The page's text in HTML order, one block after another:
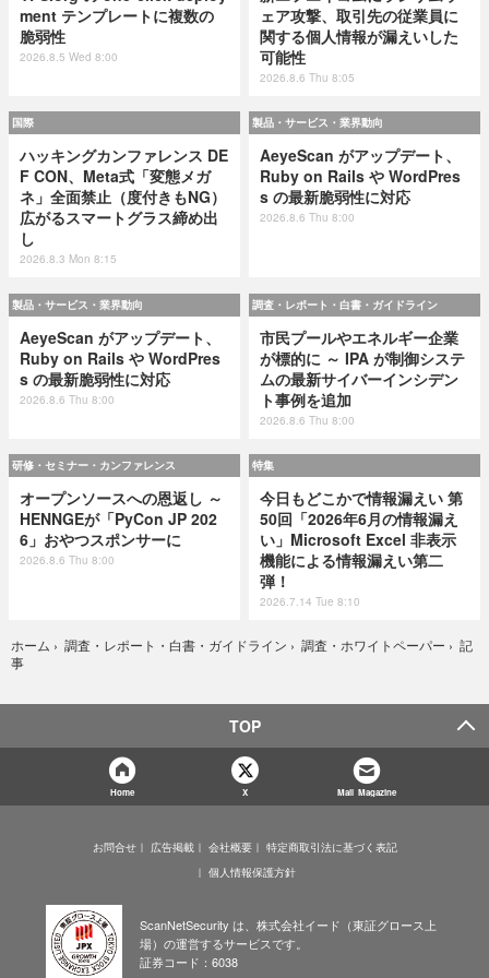
ment テンプレートに複数の
脆弱性
2026.8.5 Wed 8:00
ェア攻撃、取引先の従業員に
関する個人情報が漏えいした
可能性
2026.8.6 Thu 8:05
国際
ハッキングカンファレンス DE
F CON、Meta式「変態メガ
ネ」全面禁止（度付きもNG）
広がるスマートグラス締め出
し
2026.8.3 Mon 8:15
製品・サービス・業界動向
AeyeScan がアップデート、
Ruby on Rails や WordPres
s の最新脆弱性に対応
2026.8.6 Thu 8:00
製品・サービス・業界動向
AeyeScan がアップデート、
Ruby on Rails や WordPres
s の最新脆弱性に対応
2026.8.6 Thu 8:00
調査・レポート・白書・ガイドライン
市民プールやエネルギー企業
が標的に ～ IPA が制御システ
ムの最新サイバーインシデン
ト事例を追加
2026.8.6 Thu 8:00
研修・セミナー・カンファレンス
オープンソースへの恩返し ～
HENNGEが「PyCon JP 202
6」おやつスポンサーに
2026.8.6 Thu 8:00
特集
今日もどこかで情報漏えい 第
50回「2026年6月の情報漏え
い」Microsoft Excel 非表示
機能による情報漏えい第二
弾！
2026.7.14 Tue 8:10
ホーム › 調査・レポート・白書・ガイドライン › 調査・ホワイトペーパー › 記
事
TOP
Home X Mail Magazine
お問合せ 広告掲載 会社概要
特定商取引法に基づく表記
個人情報保護方針
ScanNetSecurity は、株式会社イード（東証グロース上
場）の運営するサービスです。
証券コード：6038